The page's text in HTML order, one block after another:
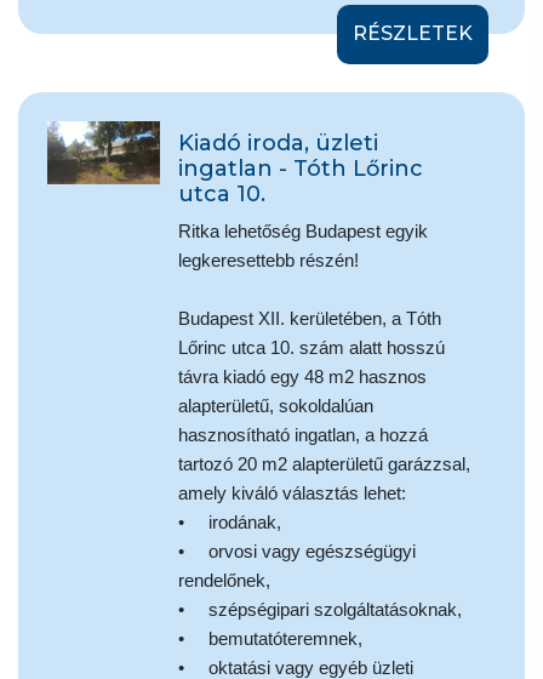
RÉSZLETEK
Kiadó iroda, üzleti
ingatlan - Tóth Lőrinc
utca 10.
Ritka lehetőség Budapest egyik
legkeresettebb részén!
Budapest XII. kerületében, a Tóth
Lőrinc utca 10. szám alatt hosszú
távra kiadó egy 48 m2 hasznos
alapterületű, sokoldalúan
hasznosítható ingatlan, a hozzá
tartozó 20 m2 alapterületű garázzsal,
amely kiváló választás lehet:
• irodának,
• orvosi vagy egészségügyi
rendelőnek,
• szépségipari szolgáltatásoknak,
• bemutatóteremnek,
• oktatási vagy egyéb üzleti